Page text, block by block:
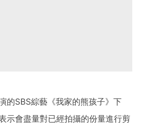
的SBS綜藝《我家的熊孩子》下
示會盡量對已經拍攝的份量進行剪